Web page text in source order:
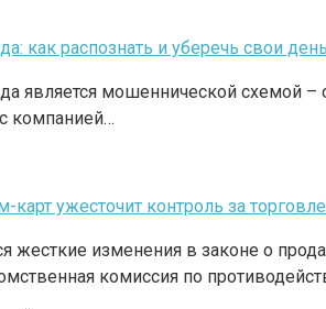
как распознать и уберечь свои
является мошеннической схемой –
компанией…
карт ужесточит контроль за
жесткие изменения в законе о
комиссия по